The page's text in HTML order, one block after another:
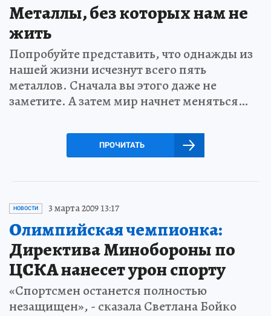
Металлы, без которых нам не
жить
Попробуйте представить, что однажды из
нашей жизни исчезнут всего пять
металлов. Сначала вы этого даже не
заметите. А затем мир начнет меняться…
ПРОЧИТАТЬ
НОВОСТИ 3 марта 2009 13:17
Олимпийская чемпионка:
Директива Минобороны по
ЦСКА нанесет урон спорту
«Спортсмен останется полностью
незащищен», - сказала Светлана Бойко